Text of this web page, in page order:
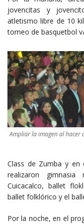
jovencitas y
atletismo libre de 10
torneo de basquetbol
Ampliar la imagen al hacer
Class de Zumba y
realizaron gimnasia
Cuicacalco, ballet
ballet folklórico y el
Por la noche, en el